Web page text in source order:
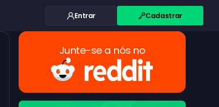
Entrar Cadastrar
Junte-se a nós no